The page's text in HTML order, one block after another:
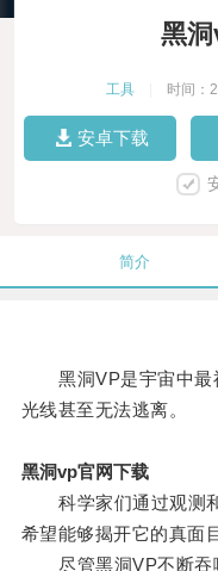
黑
工具 时间：
安卓下载
简介
黑洞VP是宇宙中最
光线甚至无法逃离。
黑洞vp官网下载
科学家们通过观测和
希望能够揭开它的真面
尽管黑洞VP不断吞